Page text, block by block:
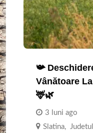
📯
Vânătoare
🦌🌿
3 luni ago
Slatina, Judetul